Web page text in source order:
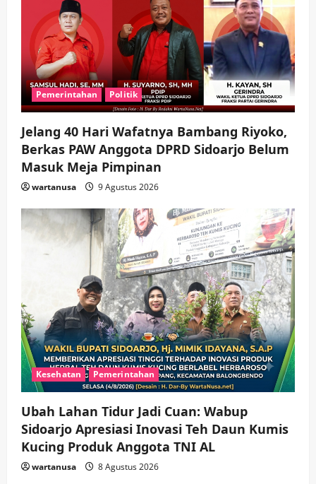
Pemerintahan Politik
Jelang 40 Hari Wafatnya Bambang Riyoko,
Berkas PAW Anggota DPRD Sidoarjo Belum
Masuk Meja Pimpinan ​
wartanusa 9 Agustus 2026
Kesehatan Pemerintahan
Ubah Lahan Tidur Jadi Cuan: Wabup
Sidoarjo Apresiasi Inovasi Teh Daun Kumis
Kucing Produk Anggota TNI AL
wartanusa 8 Agustus 2026